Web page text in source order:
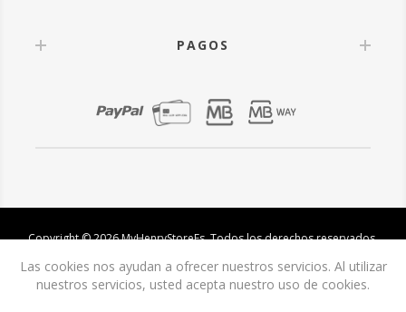
PAGOS
Copyright © 2026 MyHenryStoreEs. Todos los derechos reservados.
Las cookies nos ayudan a ofrecer nuestros servicios. Al utilizar
nuestros servicios, usted acepta nuestro uso de cookies.